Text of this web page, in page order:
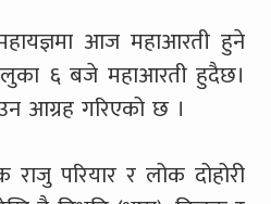
महायज्ञमा आज महाआरती हुने
६ बजे महाआरती हुदैछ।
आग्रह गरिएको छ ।
परियार र लोक दोहोरी